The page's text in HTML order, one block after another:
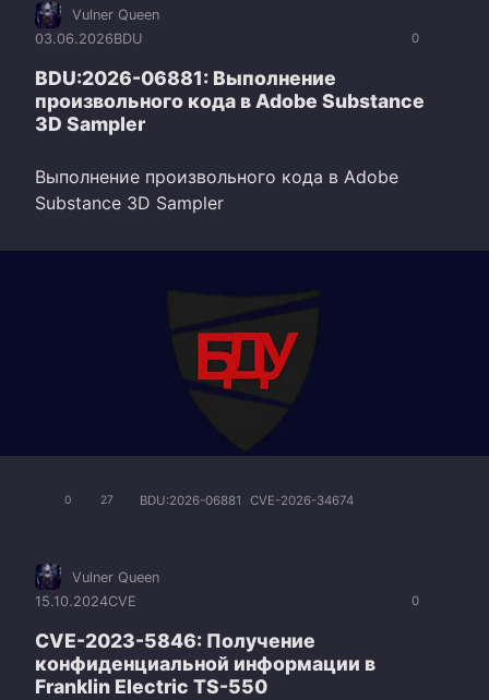
0
Vulner Queen
03.06.2026BDU
BDU:2026-06881: Выполнение
произвольного кода в Adobe Substance
3D Sampler
Выполнение произвольного кода в Adobe
Substance 3D Sampler
0 27 BDU:2026-06881 CVE-2026-34674
0
Vulner Queen
15.10.2024CVE
CVE-2023-5846: Получение
конфиденциальной информации в
Franklin Electric TS-550